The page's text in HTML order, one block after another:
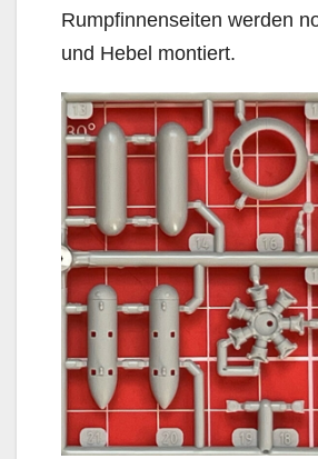
Rumpfinnenseiten werden
und Hebel montiert.